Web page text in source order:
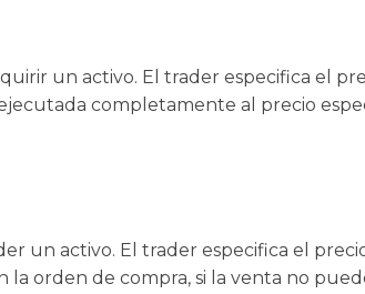
un activo. El trader especifica el
completamente al precio
un activo. El trader especifica el
orden de compra, si la venta no